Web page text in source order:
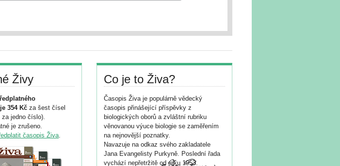
Živy
354 Kč za šest čísel
jedno číslo).
je zrušeno.
časopis Živa.
Co je to Živa?
Časopis Živa je populárně vědecký
časopis přinášející příspěvky z
biologických oborů a zvláštní rubriku
věnovanou výuce biologie se zaměřením
na nejnovější poznatky.
Navazuje na odkaz svého zakladatele
Jana Evangelisty Purkyně. Poslední řada
vychází nepřetržitě od roku 1953.